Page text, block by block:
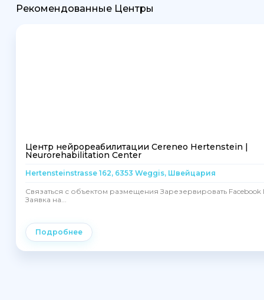
Рекомендованные Центры
Центр нейрореабилитации Cereneo Hertenstein |
Neurorehabilitation Center
Hertensteinstrasse 162, 6353 Weggis, Швейцария
Связаться с объектом размещения Зарезервировать Facebook
Заявка на...
Подробнее